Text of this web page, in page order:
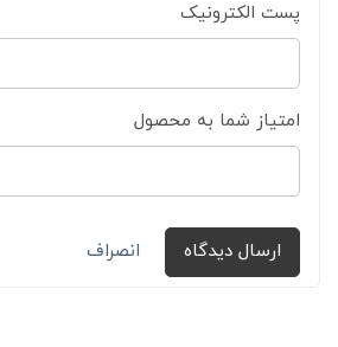
پست الکترونیک
امتیاز شما به محصول
ارسال دیدگاه انصراف